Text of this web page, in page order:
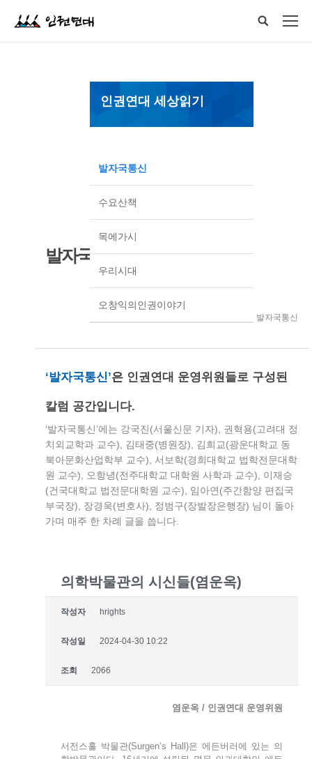
인권연대 세상읽기
발자국통신
수요산책
목에가시
우리시대
오창익의인권이야기
발자국통신
> 인권연대세상읽기 > 발자국통신
‘발자국통신’은 인권연대 운영위원들로 구성된
칼럼 공간입니다.
‘발자국통신’에는 강국진(서울신문 기자), 권혁용(고려대 정
치외교학과 교수), 김태중(병원장), 김희교(광운대학교 동
북아문화산업학부 교수), 서보학(경희대학교 법학전문대학
원 교수), 오항녕(전주대학교 대학원 사학과 교수), 이재승
(건국대학교 법전문대학원 교수), 임아연(주간함양 편집국
부국장), 장경욱(변호사), 정범구(장발장은행장) 님이 돌아
가며 매주 한 차례 글을 씁니다.
의학박물관의 시신들(염운옥)
작성자 hrights
작성일 2024-04-30 10:22
조회 2066
염운옥 / 인권연대 운영위원
서전스홀 박물관(Surgen’s Hall)은 에든버러에 있는 의